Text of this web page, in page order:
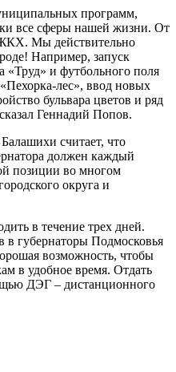
программ,
все сферы нашей жизни. От
Мы действительно
Например, запуск
и футбольного поля
лес», ввод новых
бульвара цветов и ряд
Геннадий Попов.
считает, что
должен каждый
позиции во многом
округа и
в течение трех дней.
в губернаторы Подмосковья
возможность, чтобы
в удобное время. Отдать
ДЭГ – дистанционного